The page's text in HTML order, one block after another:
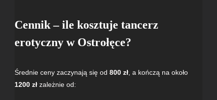
Cennik – ile kosztuje tancerz
erotyczny w Ostrołęce?
Średnie ceny zaczynają się od 800 zł, a kończą na około
1200 złzależnie od: